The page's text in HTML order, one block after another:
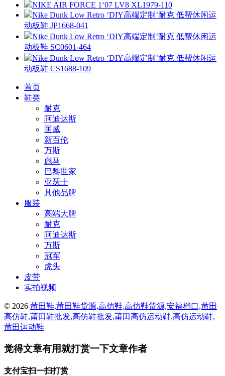
NIKE AIR FORCE 1‘07 LV8 XL1979-110
Nike Dunk Low Retro ‘DIY高端定制’耐克 低帮休闲运
动板鞋 JP1668-041
Nike Dunk Low Retro ‘DIY高端定制’耐克 低帮休闲运
动板鞋 SC0601-464
Nike Dunk Low Retro ‘DIY高端定制’耐克 低帮休闲运
动板鞋 CS1688-109
首页
鞋类
耐克
阿迪达斯
匡威
新百伦
万斯
彪马
巴黎世家
亚瑟士
其他品牌
服装
高端大牌
耐克
阿迪达斯
万斯
冠军
虎头
皮带
实拍视频
© 2026 莆田鞋,莆田鞋货源,高仿鞋,高仿鞋货源,安福档口,莆田
高仿鞋,莆田鞋批发,高仿鞋批发,莆田高仿运动鞋,高仿运动鞋,
莆田运动鞋
觉得文章有用就打赏一下文章作者
支付宝扫一扫打赏